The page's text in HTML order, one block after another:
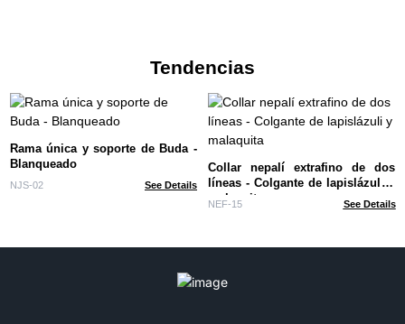
Tendencias
Rama única y soporte de Buda -
Blanqueado
NJS-02 See Details
Collar nepalí extrafino de dos
líneas - Colgante de lapislázuli y
malaquita
NEF-15 See Details